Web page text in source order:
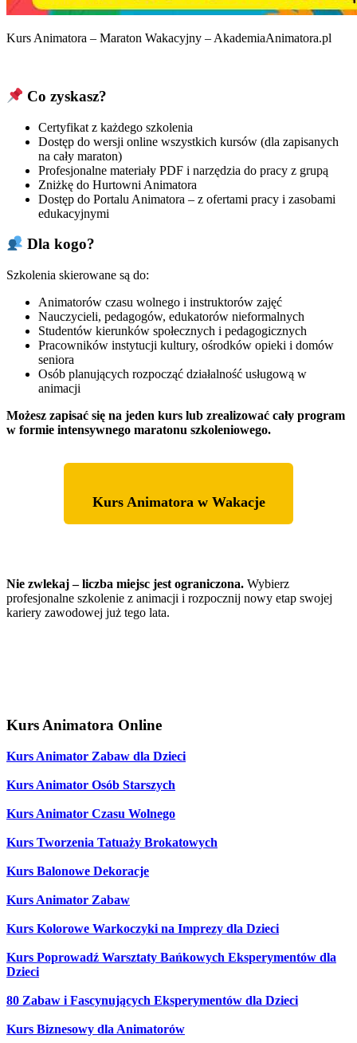
Kurs Animatora – Maraton Wakacyjny – AkademiaAnimatora.pl
Co zyskasz?
Certyfikat z każdego szkolenia
Dostęp do wersji online wszystkich kursów (dla zapisanych
na cały maraton)
Profesjonalne materiały PDF i narzędzia do pracy z grupą
Zniżkę do Hurtowni Animatora
Dostęp do Portalu Animatora – z ofertami pracy i zasobami
edukacyjnymi
Dla kogo?
Szkolenia skierowane są do:
Animatorów czasu wolnego i instruktorów zajęć
Nauczycieli, pedagogów, edukatorów nieformalnych
Studentów kierunków społecznych i pedagogicznych
Pracowników instytucji kultury, ośrodków opieki i domów
seniora
Osób planujących rozpocząć działalność usługową w
animacji
Możesz zapisać się na jeden kurs lub zrealizować cały program
w formie intensywnego maratonu szkoleniowego.
Kurs Animatora w Wakacje
Nie zwlekaj – liczba miejsc jest ograniczona. Wybierz
profesjonalne szkolenie z animacji i rozpocznij nowy etap swojej
kariery zawodowej już tego lata.
Kurs Animatora Online
Kurs Animator Zabaw dla Dzieci
Kurs Animator Osób Starszych
Kurs Animator Czasu Wolnego
Kurs Tworzenia Tatuaży Brokatowych
Kurs Balonowe Dekoracje
Kurs Animator Zabaw
Kurs Kolorowe Warkoczyki na Imprezy dla Dzieci
Kurs Poprowadź Warsztaty Bańkowych Eksperymentów dla
Dzieci
80 Zabaw i Fascynujących Eksperymentów dla Dzieci
Kurs Biznesowy dla Animatorów